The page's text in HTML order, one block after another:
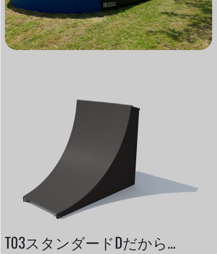
T03スタンダードDだから…